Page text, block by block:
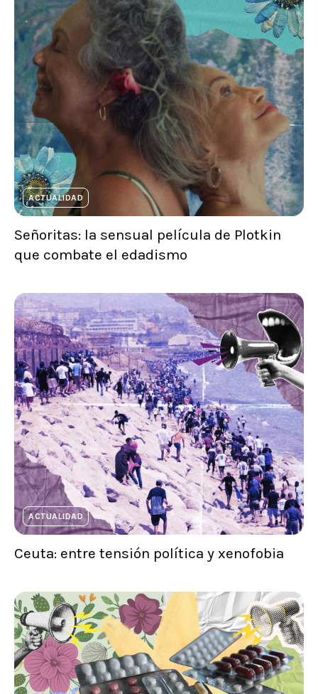
ACTUALIDAD
Señoritas: la sensual película de Plotkin
que combate el edadismo
ACTUALIDAD
Ceuta: entre tensión política y xenofobia